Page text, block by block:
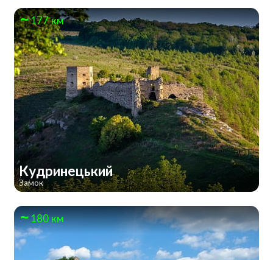
177 км
Кудринецький
Замок
180 км